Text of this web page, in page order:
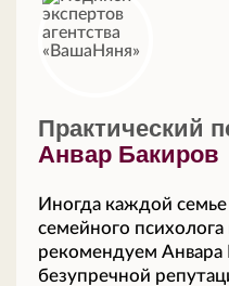
Практический
Анвар Бакиров
Иногда каждой
семейного
рекомендуем Анвара
безупречной